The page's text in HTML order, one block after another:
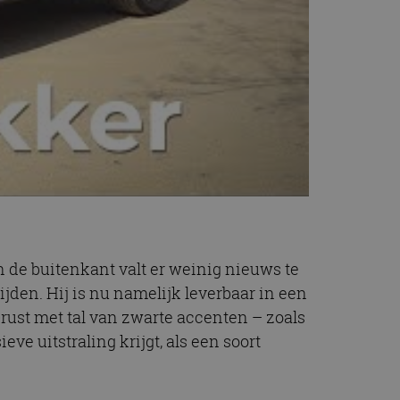
de buitenkant valt er weinig nieuws te
Hij is nu namelijk leverbaar in een
met tal van zwarte accenten – zoals
uitstraling krijgt, als een soort
service om de
cookie-banner
werken.
- wat een
van
om
leveren, zoals
uit over hoe
die de